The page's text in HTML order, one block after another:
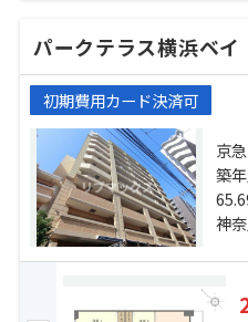
パークテラス横浜ベイ
初期費用カード決済可
京急
本線
「
築
神